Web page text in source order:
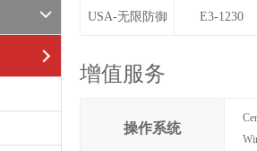
USA-无限防御 E3-1230
增值服务
操作系统